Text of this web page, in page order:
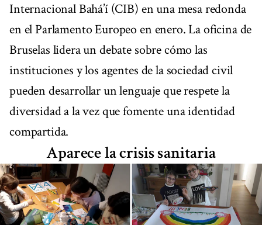
Internacional Bahá’í (CIB) en una mesa redonda
en el Parlamento Europeo en enero. La oficina de
Bruselas lidera un debate sobre cómo las
instituciones y los agentes de la sociedad civil
pueden desarrollar un lenguaje que respete la
diversidad a la vez que fomente una identidad
compartida.
Aparece la crisis sanitaria